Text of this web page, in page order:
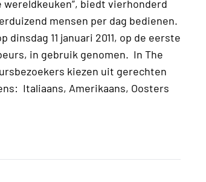
wereldkeuken”, biedt vierhonderd
mensen per dag bedienen.
dinsdag 11 januari 2011, op de eerste
in gebruik genomen. In The
kiezen uit gerechten
Italiaans, Amerikaans, Oosters